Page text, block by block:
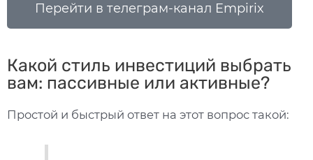
Перейти в телеграм-канал Empirix
Какой стиль инвестиций выбрать
вам: пассивные или активные?
Простой и быстрый ответ на этот вопрос такой: